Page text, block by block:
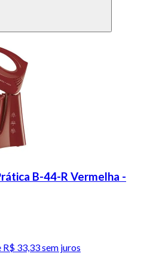
B-44-R Vermelha -
R$ 33,33 sem juros